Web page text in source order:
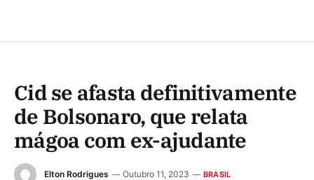
Cid se afasta definitivamente
de Bolsonaro, que relata
mágoa com ex-ajudante
Elton Rodrigues Outubro 11, 2023 BRASIL